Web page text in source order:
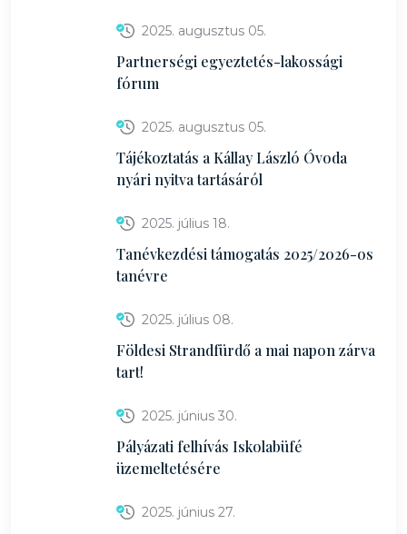
2025. augusztus 05.
Partnerségi egyeztetés-lakossági
fórum
2025. augusztus 05.
Tájékoztatás a Kállay László Óvoda
nyári nyitva tartásáról
2025. július 18.
Tanévkezdési támogatás 2025/2026-os
tanévre
2025. július 08.
Földesi Strandfürdő a mai napon zárva
tart!
2025. június 30.
Pályázati felhívás Iskolabüfé
üzemeltetésére
2025. június 27.